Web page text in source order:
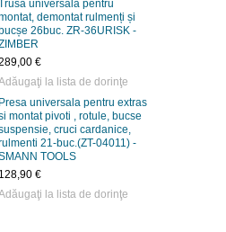
universală pentru
demontat rulmenți și
bucșe 26buc. ZR-36URISK -
€
la lista de dorinţe
Presa universala pentru extras
montat pivoti , rotule, bucse
cruci cardanice,
21-buc.(ZT-04011) -
TOOLS
128,90 €
la lista de dorinţe